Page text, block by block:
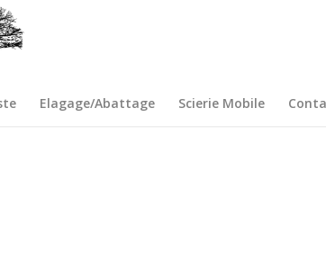
Elagage/Abattage Scierie Mobile